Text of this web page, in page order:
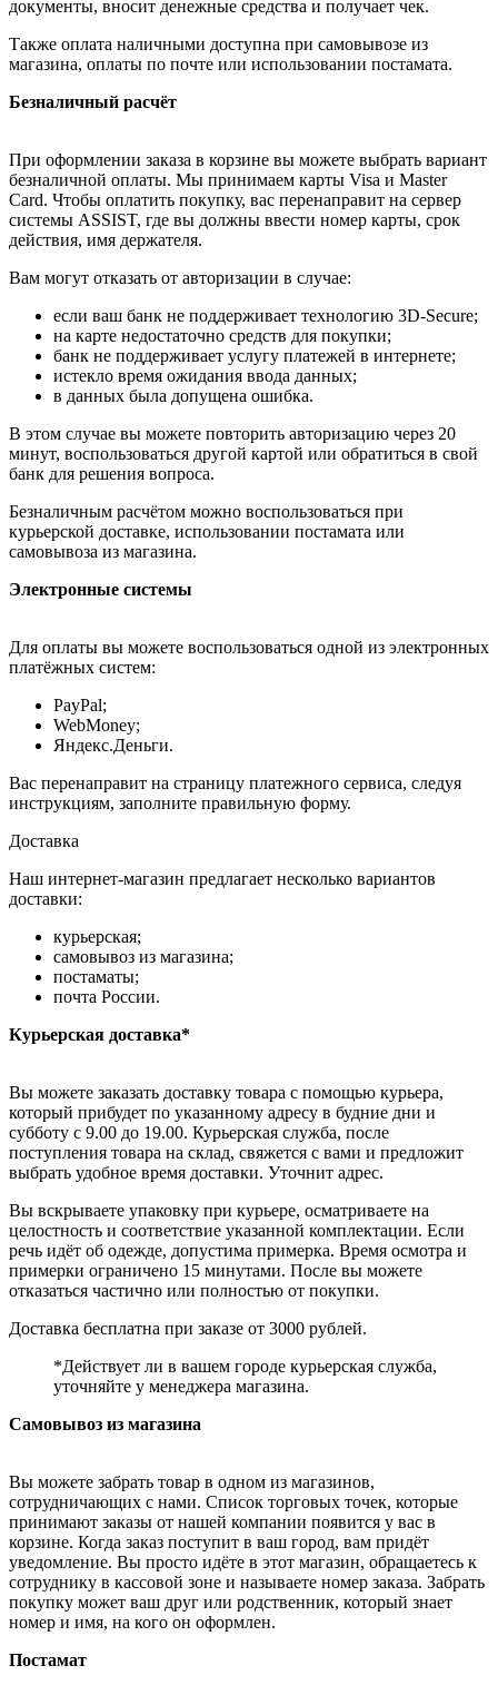
документы, вносит денежные средства и получает чек.
Также оплата наличными доступна при самовывозе из
магазина, оплаты по почте или использовании постамата.
Безналичный расчёт
При оформлении заказа в корзине вы можете выбрать вариант
безналичной оплаты. Мы принимаем карты Visa и Master
Card. Чтобы оплатить покупку, вас перенаправит на сервер
системы ASSIST, где вы должны ввести номер карты, срок
действия, имя держателя.
Вам могут отказать от авторизации в случае:
если ваш банк не поддерживает технологию 3D-Secure;
на карте недостаточно средств для покупки;
банк не поддерживает услугу платежей в интернете;
истекло время ожидания ввода данных;
в данных была допущена ошибка.
В этом случае вы можете повторить авторизацию через 20
минут, воспользоваться другой картой или обратиться в свой
банк для решения вопроса.
Безналичным расчётом можно воспользоваться при
курьерской доставке, использовании постамата или
самовывоза из магазина.
Электронные системы
Для оплаты вы можете воспользоваться одной из электронных
платёжных систем:
PayPal;
WebMoney;
Яндекс.Деньги.
Вас перенаправит на страницу платежного сервиса, следуя
инструкциям, заполните правильную форму.
Доставка
Наш интернет-магазин предлагает несколько вариантов
доставки:
курьерская;
самовывоз из магазина;
постаматы;
почта России.
Курьерская доставка*
Вы можете заказать доставку товара с помощью курьера,
который прибудет по указанному адресу в будние дни и
субботу с 9.00 до 19.00. Курьерская служба, после
поступления товара на склад, свяжется с вами и предложит
выбрать удобное время доставки. Уточнит адрес.
Вы вскрываете упаковку при курьере, осматриваете на
целостность и соответствие указанной комплектации. Если
речь идёт об одежде, допустима примерка. Время осмотра и
примерки ограничено 15 минутами. После вы можете
отказаться частично или полностью от покупки.
Доставка бесплатна при заказе от 3000 рублей.
*Действует ли в вашем городе курьерская служба,
уточняйте у менеджера магазина.
Самовывоз из магазина
Вы можете забрать товар в одном из магазинов,
сотрудничающих с нами. Список торговых точек, которые
принимают заказы от нашей компании появится у вас в
корзине. Когда заказ поступит в ваш город, вам придёт
уведомление. Вы просто идёте в этот магазин, обращаетесь к
сотруднику в кассовой зоне и называете номер заказа. Забрать
покупку может ваш друг или родственник, который знает
номер и имя, на кого он оформлен.
Постамат